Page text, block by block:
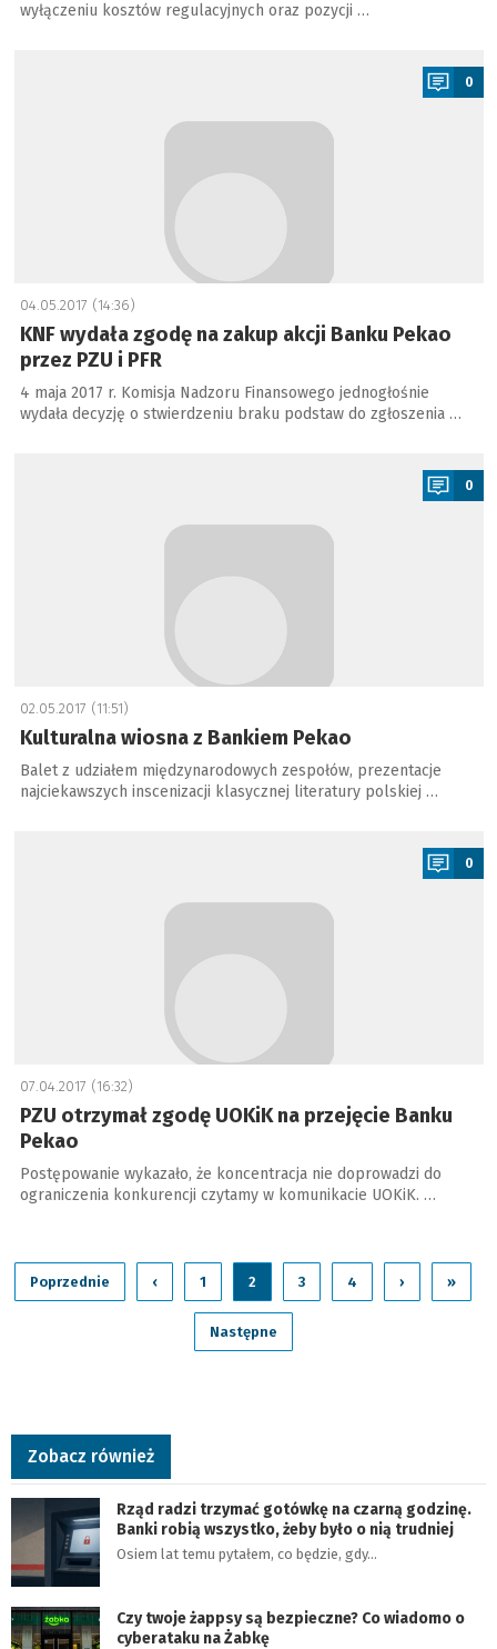
wyłączeniu kosztów regulacyjnych oraz pozycji …
0
04.05.2017 (14:36)
KNF wydała zgodę na zakup akcji Banku Pekao
przez PZU i PFR
4 maja 2017 r. Komisja Nadzoru Finansowego jednogłośnie
wydała decyzję o stwierdzeniu braku podstaw do zgłoszenia …
0
02.05.2017 (11:51)
Kulturalna wiosna z Bankiem Pekao
Balet z udziałem międzynarodowych zespołów, prezentacje
najciekawszych inscenizacji klasycznej literatury polskiej …
0
07.04.2017 (16:32)
PZU otrzymał zgodę UOKiK na przejęcie Banku
Pekao
Postępowanie wykazało, że koncentracja nie doprowadzi do
ograniczenia konkurencji czytamy w komunikacie UOKiK. …
Poprzednie ‹ 1 2 3 4 › »
Następne
Zobacz również
Rząd radzi trzymać gotówkę na czarną godzinę.
Banki robią wszystko, żeby było o nią trudniej
Osiem lat temu pytałem, co będzie, gdy…
Czy twoje żappsy są bezpieczne? Co wiadomo o
cyberataku na Żabkę